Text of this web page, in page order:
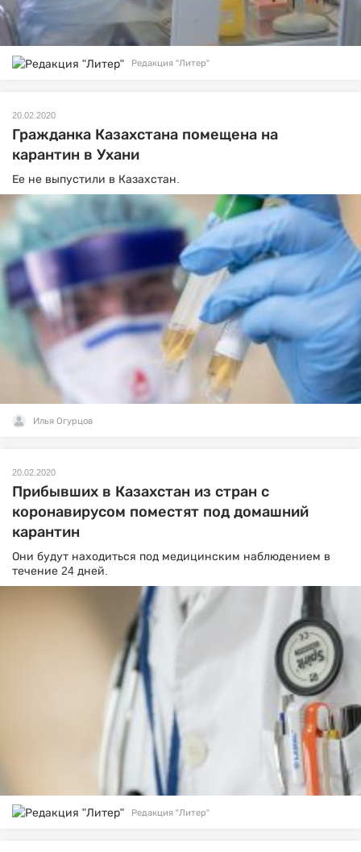
Редакция "Литер"
20.02.2020
Гражданка Казахстана помещена на
карантин в Ухани
Ее не выпустили в Казахстан.
Илья Огурцов
20.02.2020
Прибывших в Казахстан из стран с
коронавирусом поместят под домашний
карантин
Они будут находиться под медицинским наблюдением в
течение 24 дней.
Редакция "Литер"